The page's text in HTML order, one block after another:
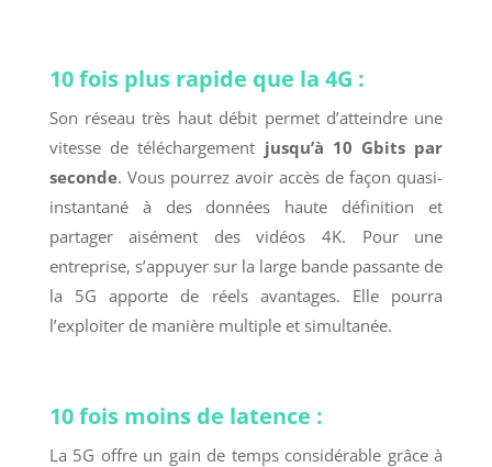
10 fois plus rapide que la 4G :
Son réseau très haut débit permet d’atteindre une
vitesse de téléchargement jusqu’à 10 Gbits par
seconde. Vous pourrez avoir accès de façon quasi-
instantané à des données haute définition et
partager aisément des vidéos 4K. Pour une
entreprise, s’appuyer sur la large bande passante de
la 5G apporte de réels avantages. Elle pourra
l’exploiter de manière multiple et simultanée.
10 fois moins de latence :
La 5G offre un gain de temps considérable grâce à